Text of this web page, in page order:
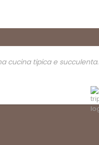
cucina tipica e succulenta.